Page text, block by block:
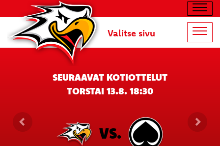
Valitse sivu
SEURAAVAT KOTIOTTELUT
TORSTAI 13.8. 18:30
VS.